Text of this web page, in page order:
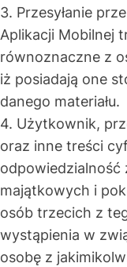
3. Przesyłanie
Aplikacji Mobilnej
równoznaczne z
iż posiadają one
danego materiału.
4. Użytkownik,
oraz inne treści
odpowiedzialność
majątkowych i
osób trzecich z
wystąpienia w
osobę z